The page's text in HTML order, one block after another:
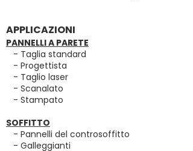
APPLICAZIONI
PANNELLI A PARETE
- Taglia standard
- Progettista
- Taglio laser
- Scanalato
- Stampato
SOFFITTO
- Pannelli del controsoffitto
- Galleggianti